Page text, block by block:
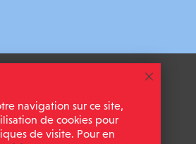
LÉGALES
navigation sur ce site,
de cookies pour
de visite. Pour en